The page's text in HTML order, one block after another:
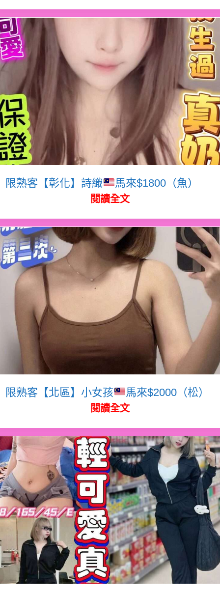
限熟客【彰化】詩織 馬來$1800（魚）
閱讀全文
限熟客【北區】小女孩 馬來$2000（松）
閱讀全文